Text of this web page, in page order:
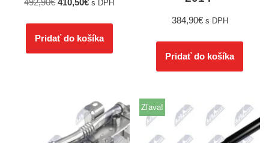
s DPH
Pridať do košíka
384,90€ s DPH
Pridať do košíka
Zľava!